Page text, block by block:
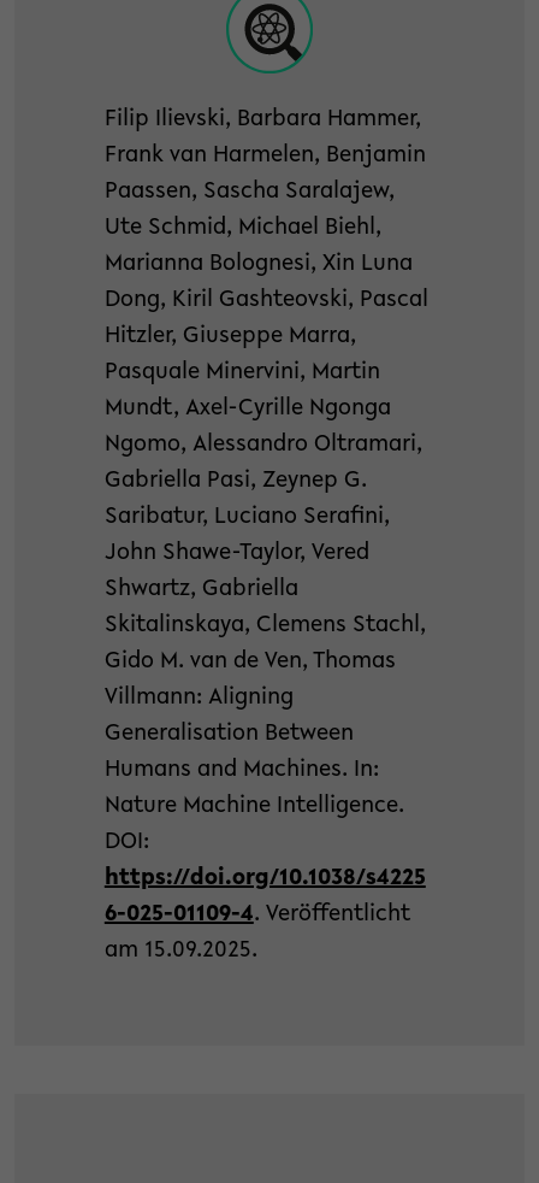
Filip Ilievski, Barbara Hammer,
Frank van Harmelen, Benjamin
Paassen, Sascha Saralajew,
Ute Schmid, Michael Biehl,
Marianna Bolognesi, Xin Luna
Dong, Kiril Gashteovski, Pascal
Hitzler, Giuseppe Marra,
Pasquale Minervini, Martin
Mundt, Axel-Cyrille Ngonga
Ngomo, Alessandro Oltramari,
Gabriella Pasi, Zeynep G.
Saribatur, Luciano Serafini,
John Shawe-Taylor, Vered
Shwartz, Gabriella
Skitalinskaya, Clemens Stachl,
Gido M. van de Ven, Thomas
Villmann: Aligning
Generalisation Between
Humans and Machines. In:
Nature Machine Intelligence.
DOI:
https://doi.org/10.1038/s4225
6-025-01109-4. Veröffentlicht
am 15.09.2025.